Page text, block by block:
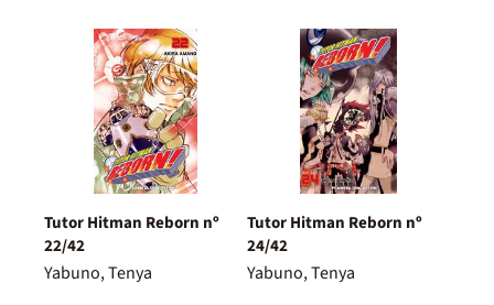
Tutor Hitman Reborn nº
22/42
Yabuno, Tenya
Tutor Hitman Reborn nº
24/42
Yabuno, Tenya